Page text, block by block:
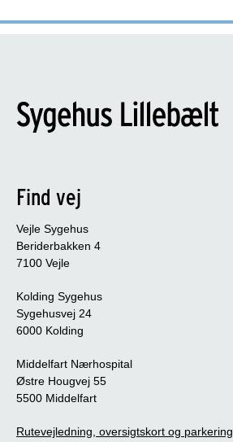
Find vej
Vejle Sygehus
Beriderbakken 4
7100 Vejle
Kolding Sygehus
Sygehusvej 24
6000 Kolding
Middelfart Nærhospital
Østre Hougvej 55
5500 Middelfart
Rutevejledning, oversigtskort og parkering